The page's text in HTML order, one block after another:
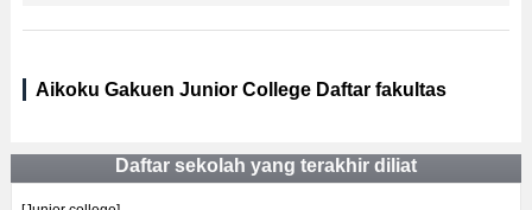
Aikoku Gakuen Junior College Daftar fakultas
Daftar sekolah yang terakhir diliat